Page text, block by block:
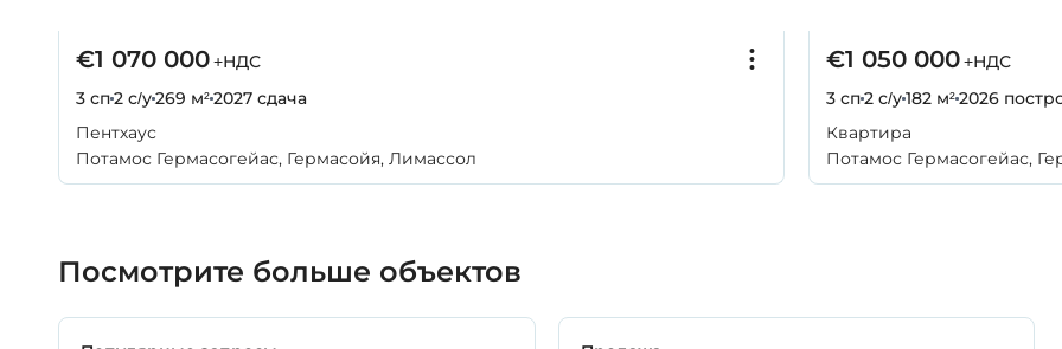
€1 070 000+НДС
3 сп2 с/у269 м²2027 сдача
Пентхаус
Потамос Гермасогейас, Гермасойя, Лимассол
€1 050 000+НДС
3 сп2 с/у182 м²2026
Квартира
Потамос Гермасогейас,
Посмотрите больше объектов